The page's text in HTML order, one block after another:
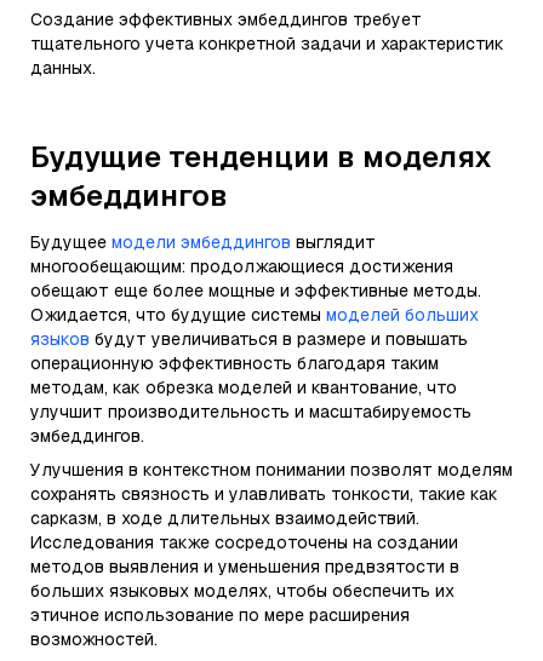
Создание эффективных эмбеддингов требует
тщательного учета конкретной задачи и характеристик
данных.
Будущие тенденции в моделях
эмбеддингов
Будущее модели эмбеддингов выглядит
многообещающим: продолжающиеся достижения
обещают еще более мощные и эффективные методы.
Ожидается, что будущие системы моделей больших
языков будут увеличиваться в размере и повышать
операционную эффективность благодаря таким
методам, как обрезка моделей и квантование, что
улучшит производительность и масштабируемость
эмбеддингов.
Улучшения в контекстном понимании позволят моделям
сохранять связность и улавливать тонкости, такие как
сарказм, в ходе длительных взаимодействий.
Исследования также сосредоточены на создании
методов выявления и уменьшения предвзятости в
больших языковых моделях, чтобы обеспечить их
этичное использование по мере расширения
возможностей.